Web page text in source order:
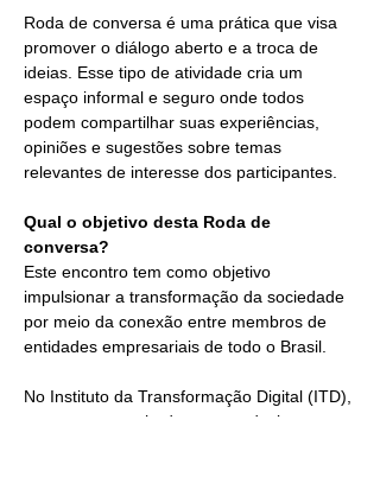
Roda de conversa é uma prática que visa
promover o diálogo aberto e a troca de
ideias. Esse tipo de atividade cria um
espaço informal e seguro onde todos
podem compartilhar suas experiências,
opiniões e sugestões sobre temas
relevantes de interesse dos participantes.
Qual o objetivo desta Roda de
conversa?
Este encontro tem como objetivo
impulsionar a transformação da sociedade
por meio da conexão entre membros de
entidades empresariais de todo o Brasil.
No Instituto da Transformação Digital (ITD),
estamos empenhados em produzir